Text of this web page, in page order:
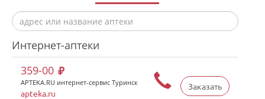
Интернет-аптеки
Заказать
359-00
APTEKA.RU интернет-сервис Туринск
apteka.ru